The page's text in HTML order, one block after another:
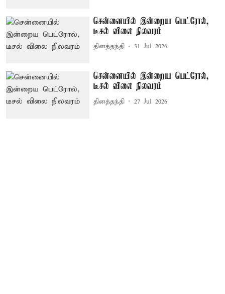
சென்னையில் இன்றைய பெட்ரோல்,
டீசல் விலை நிலவரம்
தினத்தந்தி 31 Jul 2026
சென்னையில் இன்றைய பெட்ரோல்,
டீசல் விலை நிலவரம்
தினத்தந்தி 27 Jul 2026